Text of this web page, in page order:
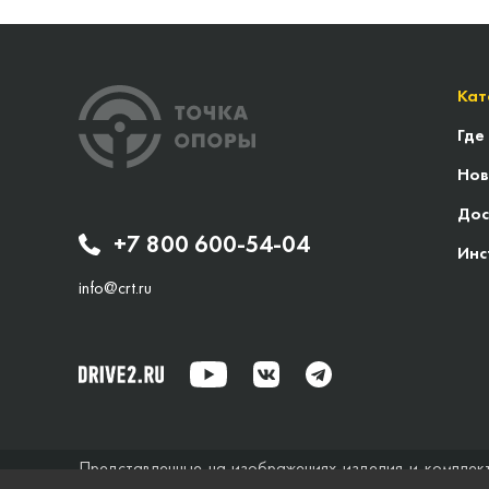
+7 800 600-54-04
info@crt.ru
Представленные на изображениях изделия и